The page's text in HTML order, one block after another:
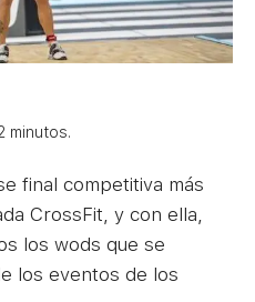
minutos.
final competitiva más
CrossFit, y con ella,
los wods que se
los eventos de los